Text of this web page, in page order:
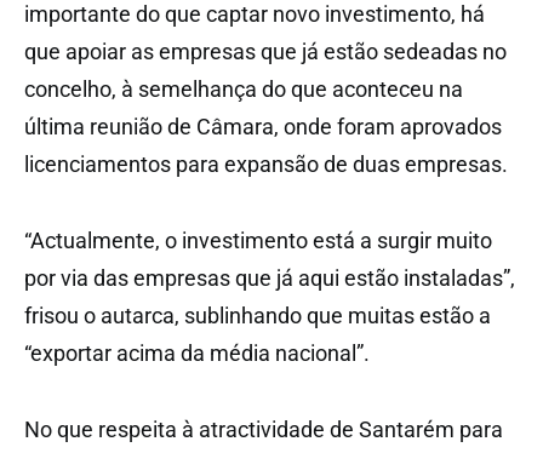
importante do que captar novo investimento, há
que apoiar as empresas que já estão sedeadas no
concelho, à semelhança do que aconteceu na
última reunião de Câmara, onde foram aprovados
licenciamentos para expansão de duas empresas.
“Actualmente, o investimento está a surgir muito
por via das empresas que já aqui estão instaladas”,
frisou o autarca, sublinhando que muitas estão a
“exportar acima da média nacional”.
No que respeita à atractividade de Santarém para